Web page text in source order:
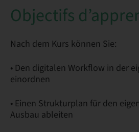
Objectifs
Nach dem Kurs können Sie:
• Den digitalen Workflow in der
einordnen
• Einen Strukturplan für den
Ausbau ableiten